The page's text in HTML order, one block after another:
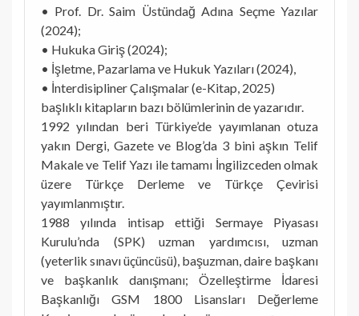
• Prof. Dr. Saim Üstündağ Adına Seçme Yazılar
(2024);
• Hukuka Giriş (2024);
• İşletme, Pazarlama ve Hukuk Yazıları (2024),
• İnterdisipliner Çalışmalar (e-Kitap, 2025)
başlıklı kitapların bazı bölümlerinin de yazarıdır.
1992 yılından beri Türkiye’de yayımlanan otuza
yakın Dergi, Gazete ve Blog’da 3 bini aşkın Telif
Makale ve Telif Yazı ile tamamı İngilizceden olmak
üzere Türkçe Derleme ve Türkçe Çevirisi
yayımlanmıştır.
1988 yılında intisap ettiği Sermaye Piyasası
Kurulu’nda (SPK) uzman yardımcısı, uzman
(yeterlik sınavı üçüncüsü), başuzman, daire başkanı
ve başkanlık danışmanı; Özelleştirme İdaresi
Başkanlığı GSM 1800 Lisansları Değerleme